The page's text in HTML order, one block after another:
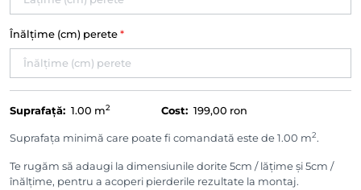
Înălțime (cm) perete *
Suprafață: 1.00 m2 Cost: 199,00 ron
Suprafața minimă care poate fi comandată este de 1.00 m2.
Te rugăm să adaugi la dimensiunile dorite 5cm / lățime și 5cm /
înălțime, pentru a acoperi pierderile rezultate la montaj.